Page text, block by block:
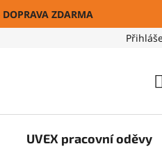
DOPRAVA ZDARMA
UVEX pracovní oděvy